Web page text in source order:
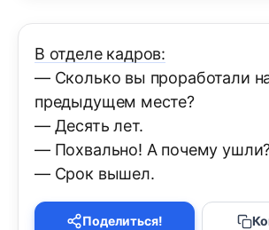
В отделе кадров:
— Сколько вы проработали
предыдущем месте?
— Десять лет.
— Похвально! А почему
— Срок вышел.
Поделиться!